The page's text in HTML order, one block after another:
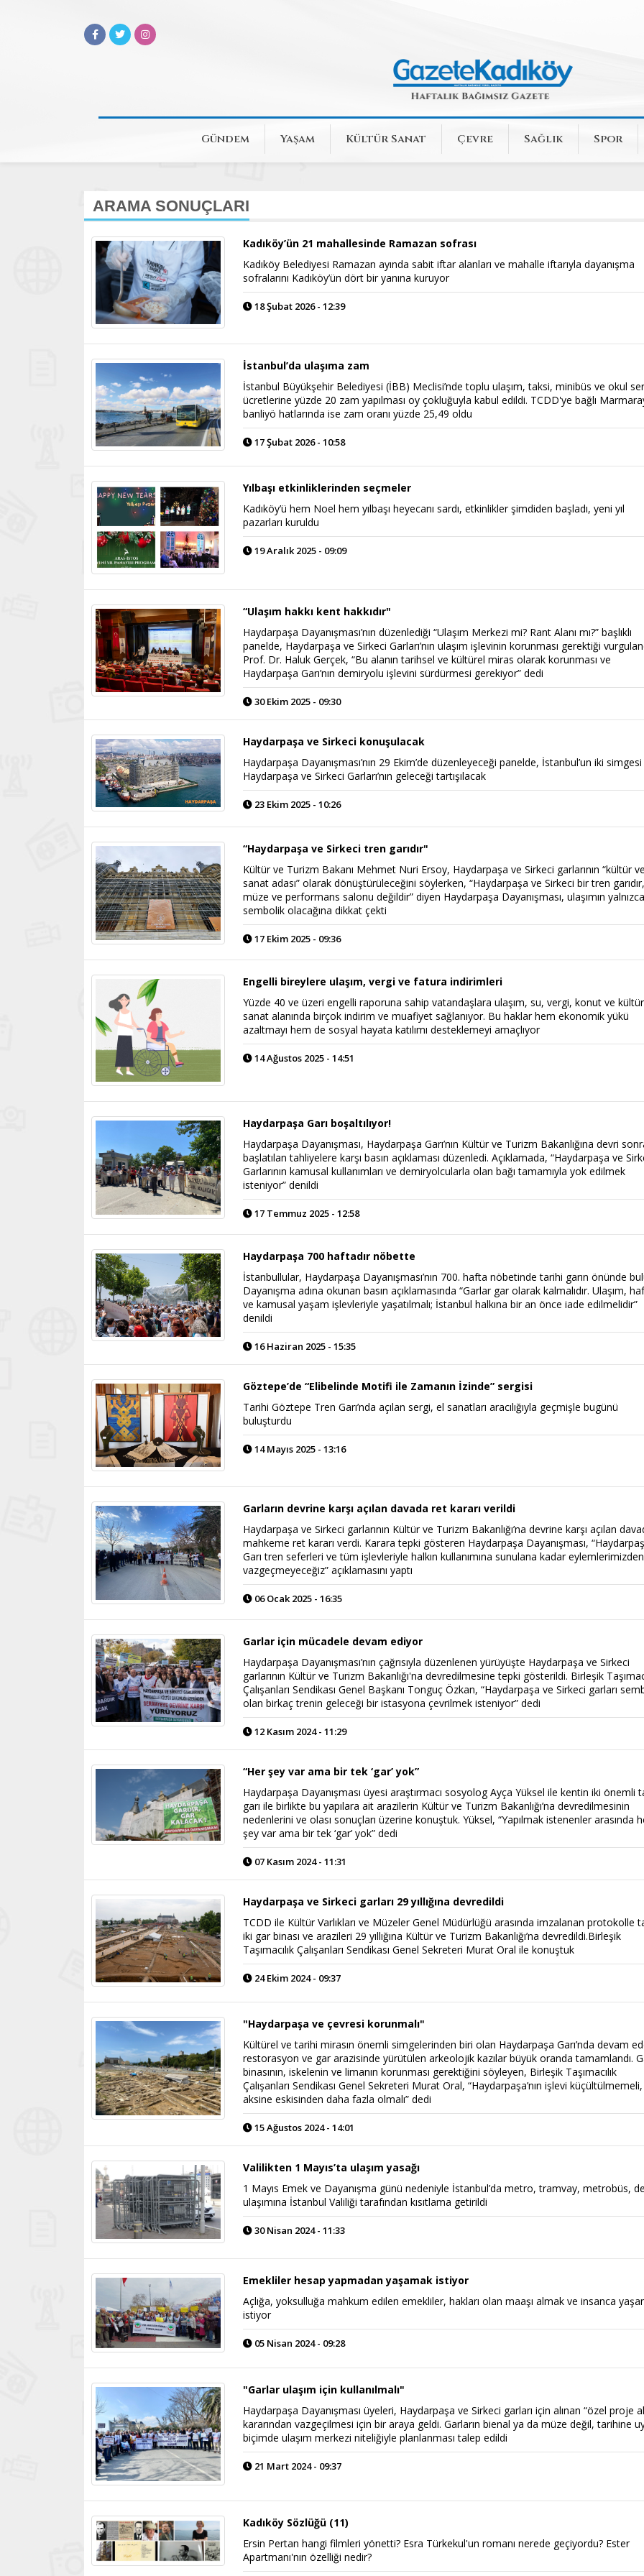
Gündem Yaşam Kültür Sanat Çevre Sağlık Spor
ARAMA SONUÇLARI
Kadıköy’ün 21 mahallesinde Ramazan sofrası
Kadıköy Belediyesi Ramazan ayında sabit iftar alanları ve mahalle iftarıyla dayanışma
sofralarını Kadıköy’ün dört bir yanına kuruyor
18 Şubat 2026 - 12:39
İstanbul’da ulaşıma zam
İstanbul Büyükşehir Belediyesi (İBB) Meclisi’nde toplu ulaşım, taksi, minibüs ve okul
ücretlerine yüzde 20 zam yapılması oy çokluğuyla kabul edildi. TCDD'ye bağlı
banliyö hatlarında ise zam oranı yüzde 25,49 oldu
17 Şubat 2026 - 10:58
Yılbaşı etkinliklerinden seçmeler
Kadıköy’ü hem Noel hem yılbaşı heyecanı sardı, etkinlikler şimdiden başladı, yeni yıl
pazarları kuruldu
19 Aralık 2025 - 09:09
“Ulaşım hakkı kent hakkıdır"
Haydarpaşa Dayanışması’nın düzenlediği “Ulaşım Merkezi mi? Rant Alanı mı?” başlıklı
panelde, Haydarpaşa ve Sirkeci Garları’nın ulaşım işlevinin korunması gerektiği
Prof. Dr. Haluk Gerçek, “Bu alanın tarihsel ve kültürel miras olarak korunması ve
Haydarpaşa Garı’nın demiryolu işlevini sürdürmesi gerekiyor” dedi
30 Ekim 2025 - 09:30
Haydarpaşa ve Sirkeci konuşulacak
Haydarpaşa Dayanışması’nın 29 Ekim’de düzenleyeceği panelde, İstanbul’un iki
Haydarpaşa ve Sirkeci Garları’nın geleceği tartışılacak
23 Ekim 2025 - 10:26
“Haydarpaşa ve Sirkeci tren garıdır"
Kültür ve Turizm Bakanı Mehmet Nuri Ersoy, Haydarpaşa ve Sirkeci garlarının “kültür ve
sanat adası” olarak dönüştürüleceğini söylerken, “Haydarpaşa ve Sirkeci bir tren garıdır,
müze ve performans salonu değildir” diyen Haydarpaşa Dayanışması, ulaşımın yalnızca
sembolik olacağına dikkat çekti
17 Ekim 2025 - 09:36
Engelli bireylere ulaşım, vergi ve fatura indirimleri
Yüzde 40 ve üzeri engelli raporuna sahip vatandaşlara ulaşım, su, vergi, konut ve kültür
sanat alanında birçok indirim ve muafiyet sağlanıyor. Bu haklar hem ekonomik yükü
azaltmayı hem de sosyal hayata katılımı desteklemeyi amaçlıyor
14 Ağustos 2025 - 14:51
Haydarpaşa Garı boşaltılıyor!
Haydarpaşa Dayanışması, Haydarpaşa Garı’nın Kültür ve Turizm Bakanlığına devri
başlatılan tahliyelere karşı basın açıklaması düzenledi. Açıklamada, “Haydarpaşa ve
Garlarının kamusal kullanımları ve demiryolcularla olan bağı tamamıyla yok edilmek
isteniyor” denildi
17 Temmuz 2025 - 12:58
Haydarpaşa 700 haftadır nöbette
İstanbullular, Haydarpaşa Dayanışması’nın 700. hafta nöbetinde tarihi garın önünde
Dayanışma adına okunan basın açıklamasında “Garlar gar olarak kalmalıdır. Ulaşım,
ve kamusal yaşam işlevleriyle yaşatılmalı; İstanbul halkına bir an önce iade edilmelidir”
denildi
16 Haziran 2025 - 15:35
Göztepe’de “Elibelinde Motifi ile Zamanın İzinde” sergisi
Tarihi Göztepe Tren Garı’nda açılan sergi, el sanatları aracılığıyla geçmişle bugünü
buluşturdu
14 Mayıs 2025 - 13:16
Garların devrine karşı açılan davada ret kararı verildi
Haydarpaşa ve Sirkeci garlarının Kültür ve Turizm Bakanlığı’na devrine karşı açılan
mahkeme ret kararı verdi. Karara tepki gösteren Haydarpaşa Dayanışması,
Garı tren seferleri ve tüm işlevleriyle halkın kullanımına sunulana kadar eylemlerimizden
vazgeçmeyeceğiz” açıklamasını yaptı
06 Ocak 2025 - 16:35
Garlar için mücadele devam ediyor
Haydarpaşa Dayanışması’nın çağrısıyla düzenlenen yürüyüşte Haydarpaşa ve Sirkeci
garlarının Kültür ve Turizm Bakanlığı'na devredilmesine tepki gösterildi. Birleşik
Çalışanları Sendikası Genel Başkanı Tonguç Özkan, “Haydarpaşa ve Sirkeci garları
olan birkaç trenin geleceği bir istasyona çevrilmek isteniyor” dedi
12 Kasım 2024 - 11:29
“Her şey var ama bir tek ‘gar’ yok”
Haydarpaşa Dayanışması üyesi araştırmacı sosyolog Ayça Yüksel ile kentin iki önemli
garı ile birlikte bu yapılara ait arazilerin Kültür ve Turizm Bakanlığı’na devredilmesinin
nedenlerini ve olası sonuçları üzerine konuştuk. Yüksel, “Yapılmak istenenler arasında
şey var ama bir tek ‘gar’ yok” dedi
07 Kasım 2024 - 11:31
Haydarpaşa ve Sirkeci garları 29 yıllığına devredildi
TCDD ile Kültür Varlıkları ve Müzeler Genel Müdürlüğü arasında imzalanan protokolle
iki gar binası ve arazileri 29 yıllığına Kültür ve Turizm Bakanlığı’na devredildi.Birleşik
Taşımacılık Çalışanları Sendikası Genel Sekreteri Murat Oral ile konuştuk
24 Ekim 2024 - 09:37
"Haydarpaşa ve çevresi korunmalı"
Kültürel ve tarihi mirasın önemli simgelerinden biri olan Haydarpaşa Garı’nda devam
restorasyon ve gar arazisinde yürütülen arkeolojik kazılar büyük oranda tamamlandı.
binasının, iskelenin ve limanın korunması gerektiğini söyleyen, Birleşik Taşımacılık
Çalışanları Sendikası Genel Sekreteri Murat Oral, “Haydarpaşa’nın işlevi
aksine eskisinden daha fazla olmalı” dedi
15 Ağustos 2024 - 14:01
Valilikten 1 Mayıs’ta ulaşım yasağı
1 Mayıs Emek ve Dayanışma günü nedeniyle İstanbul’da metro, tramvay, metrobüs,
ulaşımına İstanbul Valiliği tarafından kısıtlama getirildi
30 Nisan 2024 - 11:33
Emekliler hesap yapmadan yaşamak istiyor
Açlığa, yoksulluğa mahkum edilen emekliler, hakları olan maaşı almak ve insanca
istiyor
05 Nisan 2024 - 09:28
"Garlar ulaşım için kullanılmalı"
Haydarpaşa Dayanışması üyeleri, Haydarpaşa ve Sirkeci garları için alınan “özel proje
kararından vazgeçilmesi için bir araya geldi. Garların bienal ya da müze değil, tarihine
biçimde ulaşım merkezi niteliğiyle planlanması talep edildi
21 Mart 2024 - 09:37
Kadıköy Sözlüğü (11)
Ersin Pertan hangi filmleri yönetti? Esra Türkekul'un romanı nerede geçiyordu? Ester
Apartmanı'nın özelliği nedir?
Haftanın Pusulası
Şarkısı